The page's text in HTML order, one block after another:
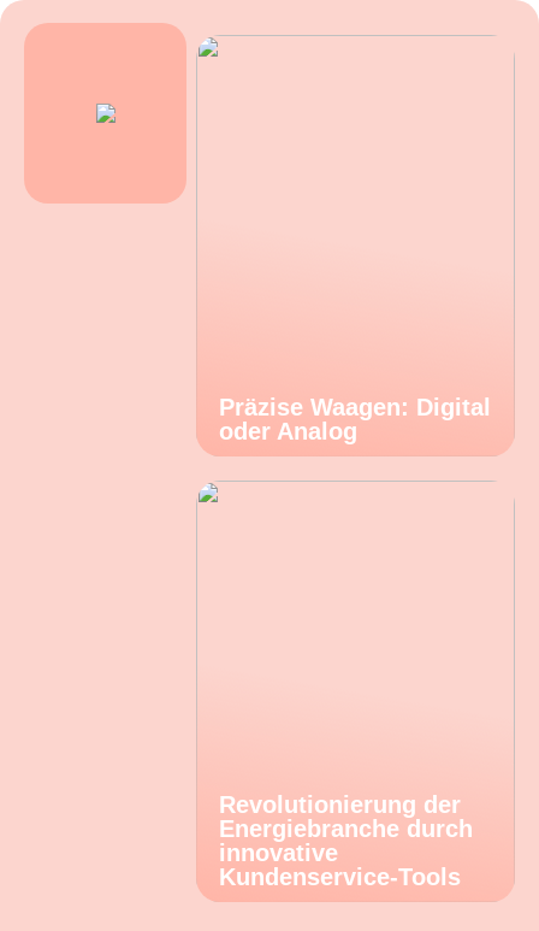
Präzise Waagen: Digital
oder Analog
Revolutionierung der
Energiebranche durch
innovative
Kundenservice-Tools